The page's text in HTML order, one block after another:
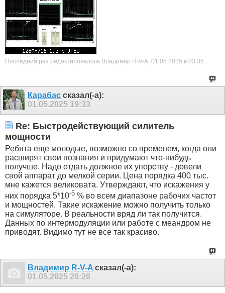
Последний раз редактировалось Владимир R-V-A; 01.05.2025 в 03:35.
Карабас сказал(-а):
01.05.2025 19:33
Re: Быстродействующий силитель
мощности
Ребята еще молодые, возможно со временем, когда они
расширят свои познания и придумают что-нибудь
получше. Надо отдать должное их упорству - довели
свой аппарат до мелкой серии. Цена порядка 400 тыс.
мне кажется великовата. Утверждают, что искажения у
них порядка 5*10-5 % во всем диапазоне рабочих частот
и мощностей. Такие искажение можно получить только
на симуляторе. В реальности вряд ли так получится.
Данных по интермодуляции или работе с меандром не
приводят. Видимо тут не все так красиво.
Владимир R-V-A сказал(-а):
01.05.2025 20:26